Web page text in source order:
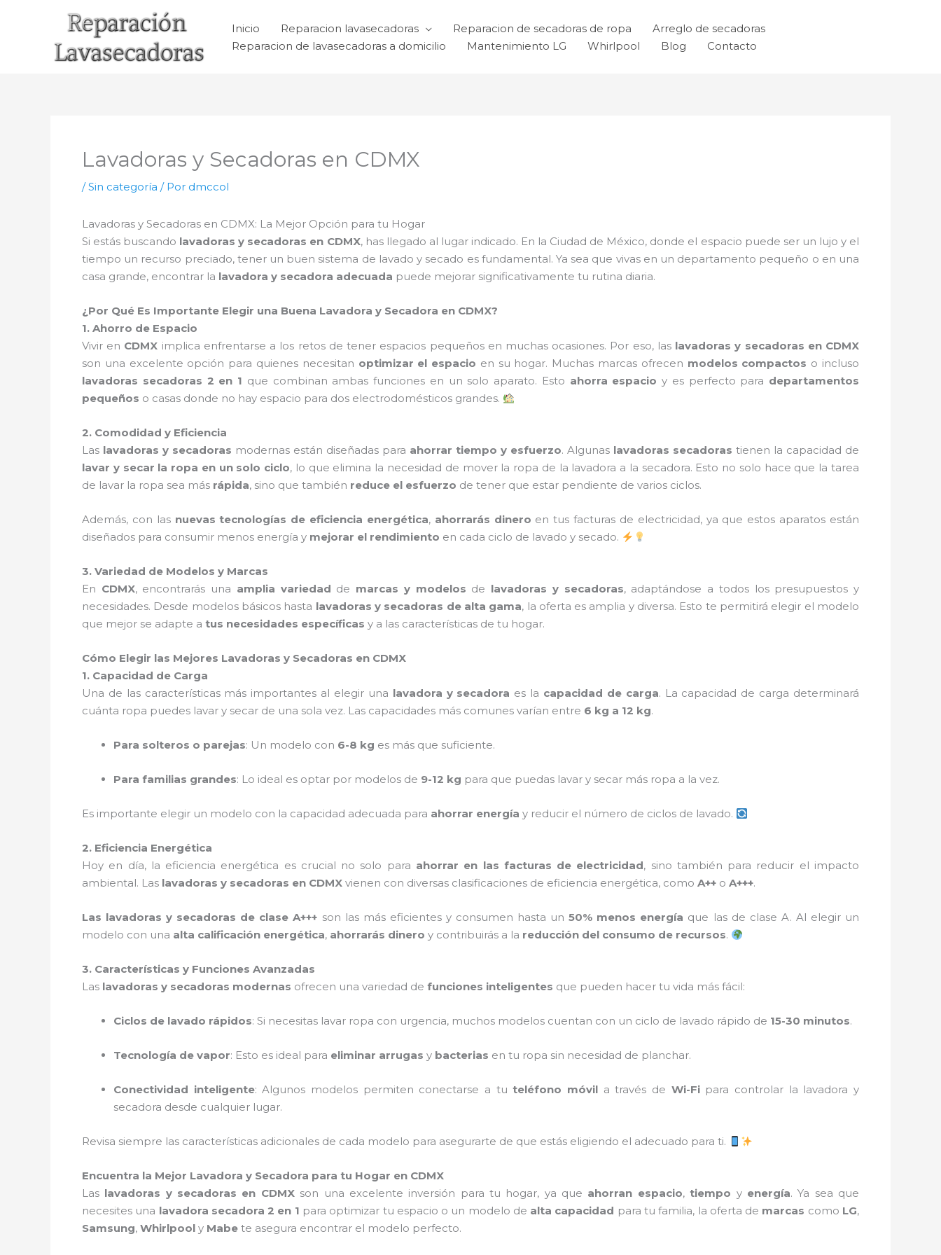
Inicio Reparacion lavasecadoras Reparacion de secadoras de ropa
Arreglo de secadoras
Reparacion de lavasecadoras a domicilio
Mantenimiento LG Whirlpool Blog Contacto
Lavadoras y Secadoras en CDMX
/Sin categoría / Por dmccol
Lavadoras y Secadoras en CDMX: La Mejor Opción para tu Hogar
Si estás buscando lavadoras y secadoras en CDMX, has llegado al lugar indicado. En la Ciudad de México, donde el espacio puede ser un lujo y el
tiempo un recurso preciado, tener un buen sistema de lavado y secado es fundamental. Ya sea que vivas en un departamento pequeño o en una
casa grande, encontrar la lavadora y secadora adecuada puede mejorar significativamente tu rutina diaria.
¿Por Qué Es Importante Elegir una Buena Lavadora y Secadora en CDMX?
1. Ahorro de Espacio
Vivir en CDMX implica enfrentarse a los retos de tener espacios pequeños en muchas ocasiones. Por eso, las lavadoras y secadoras en CDMX
son una excelente opción para quienes necesitan optimizar el espacio en su hogar. Muchas marcas ofrecen modelos compactos o incluso
lavadoras secadoras 2 en 1 que combinan ambas funciones en un solo aparato. Esto ahorra espacio y es perfecto para departamentos
pequeños o casas donde no hay espacio para dos electrodomésticos grandes.
2. Comodidad y Eficiencia
Las lavadoras y secadoras modernas están diseñadas para ahorrar tiempo y esfuerzo. Algunas lavadoras secadoras tienen la capacidad de
lavar y secar la ropa en un solo ciclo, lo que elimina la necesidad de mover la ropa de la lavadora a la secadora. Esto no solo hace que la tarea
de lavar la ropa sea más rápida, sino que también reduce el esfuerzo de tener que estar pendiente de varios ciclos.
Además, con las nuevas tecnologías de eficiencia energética, ahorrarás dinero en tus facturas de electricidad, ya que estos aparatos están
diseñados para consumir menos energía y mejorar el rendimiento en cada ciclo de lavado y secado.
3. Variedad de Modelos y Marcas
En CDMX, encontrarás una amplia variedad de marcas y modelos de lavadoras y secadoras, adaptándose a todos los presupuestos y
necesidades. Desde modelos básicos hasta lavadoras y secadoras de alta gama, la oferta es amplia y diversa. Esto te permitirá elegir el modelo
que mejor se adapte a tus necesidades específicas y a las características de tu hogar.
Cómo Elegir las Mejores Lavadoras y Secadoras en CDMX
1. Capacidad de Carga
Una de las características más importantes al elegir una lavadora y secadora es la capacidad de carga. La capacidad de carga determinará
cuánta ropa puedes lavar y secar de una sola vez. Las capacidades más comunes varían entre 6 kg a 12 kg.
Para solteros o parejas: Un modelo con 6-8 kg es más que suficiente.
Para familias grandes: Lo ideal es optar por modelos de 9-12 kg para que puedas lavar y secar más ropa a la vez.
Es importante elegir un modelo con la capacidad adecuada para ahorrar energía y reducir el número de ciclos de lavado.
2. Eficiencia Energética
Hoy en día, la eficiencia energética es crucial no solo para ahorrar en las facturas de electricidad, sino también para reducir el impacto
ambiental. Las lavadoras y secadoras en CDMX vienen con diversas clasificaciones de eficiencia energética, como A++ o A+++.
Las lavadoras y secadoras de clase A+++ son las más eficientes y consumen hasta un50% menos energía que las de clase A. Al elegir un
modelo con una alta calificación energética, ahorrarás dinero y contribuirás a la reducción del consumo de recursos.
3. Características y Funciones Avanzadas
Las lavadoras y secadoras modernas ofrecen una variedad de funciones inteligentes que pueden hacer tu vida más fácil:
Ciclos de lavado rápidos: Si necesitas lavar ropa con urgencia, muchos modelos cuentan con un ciclo de lavado rápido de 15-30 minutos.
Tecnología de vapor: Esto es ideal para eliminar arrugas y bacterias en tu ropa sin necesidad de planchar.
Conectividad inteligente: Algunos modelos permiten conectarse a tuteléfono móvil a través de Wi-Fipara controlar la lavadora y
secadora desde cualquier lugar.
Revisa siempre las características adicionales de cada modelo para asegurarte de que estás eligiendo el adecuado para ti.
Encuentra la Mejor Lavadora y Secadora para tu Hogar en CDMX
Las lavadoras y secadoras en CDMXson una excelente inversión para tu hogar, ya que ahorran espacio,tiempo y energía. Ya sea que
necesites una lavadora secadora 2 en 1 para optimizar tu espacio o un modelo de alta capacidad para tu familia, la oferta de marcas como LG,
Samsung, Whirlpool y Mabe te asegura encontrar el modelo perfecto.